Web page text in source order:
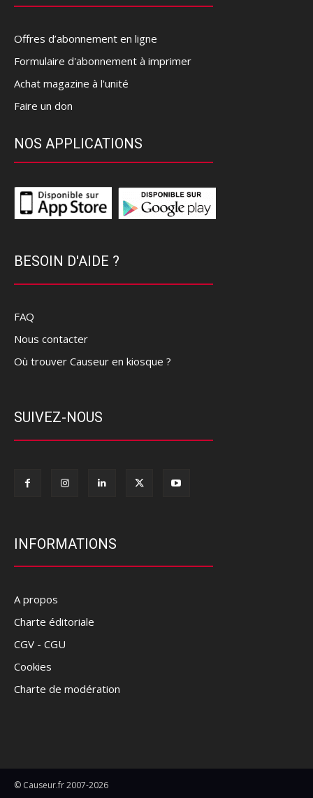
Offres d’abonnement en ligne
Formulaire d'abonnement à imprimer
Achat magazine à l'unité
Faire un don
NOS APPLICATIONS
BESOIN D'AIDE ?
FAQ
Nous contacter
Où trouver Causeur en kiosque ?
SUIVEZ-NOUS
INFORMATIONS
A propos
Charte éditoriale
CGV - CGU
Cookies
Charte de modération
© Causeur.fr 2007-2026